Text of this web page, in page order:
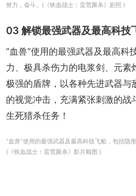
努力，奋斗。(《铁血战士︰蛮荒厮杀》剧照 )
03 解锁最强武器及最高科技
“血兽”使用的最强武器及最高科
力、极具杀伤力的电浆剑、元素
极强的盾牌，以各种先进武器与
的视觉冲击，充满紧张刺激的战
生死猎杀任务！
“血兽”使用的最强武器及最高科技飞船，包括隐
(《铁血战士︰蛮荒厮杀》影片截图 )